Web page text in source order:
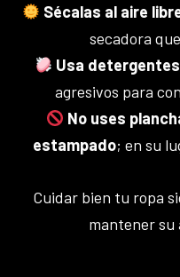
Sécalas al aire
secadora
Usa
agresivos para
No uses
estampado; en su
Cuidar bien tu ropa
mantener su